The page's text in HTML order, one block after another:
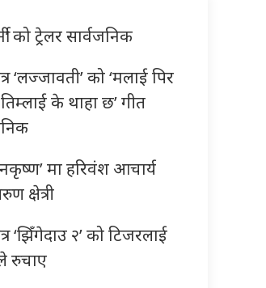
को ट्रेलर सार्वजनिक
‘लज्जावती’ को ‘मलाई पिर
के थाहा छ’ गीत
मा हरिवंश आचार्य
क्षेत्री
‘झिँगेदाउ २’ को टिजरलाई
रुचाए